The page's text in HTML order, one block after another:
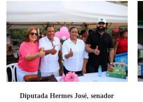
Diputada Hermes José, senador